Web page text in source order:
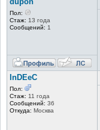
Пол:
Стаж: 13 года
Сообщений: 1
InDEeC
Пол:
Стаж: 11 года
Сообщений: 36
Откуда: Москва